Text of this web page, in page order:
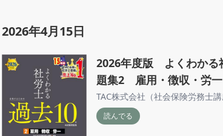
2026年4月15日
2026年度版 よくわかる
題集2 雇用・徴収・労一
TAC株式会社（社会保険労務士講
読んでる